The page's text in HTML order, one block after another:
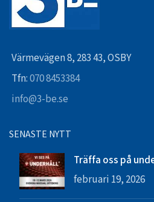
Värmevägen 8, 283 43, OSBY
Tfn:070 8453384
info@3-be.se
SENASTE NYTT
Träffa oss på
februari 19, 2026